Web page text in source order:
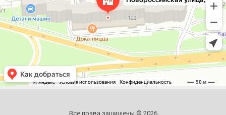
Все права защищены © 2026